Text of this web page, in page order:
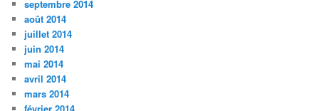
septembre 2014
août 2014
juillet 2014
juin 2014
mai 2014
avril 2014
mars 2014